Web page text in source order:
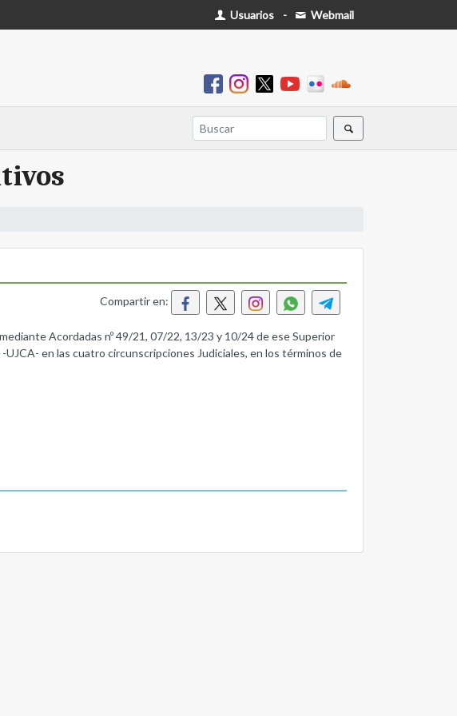
Usuarios - Webmail
Compartir en:
Acordadas nº 49/21, 07/22, 13/23 y 10/24 de ese Superior
en las cuatro circunscripciones Judiciales, en los términos de